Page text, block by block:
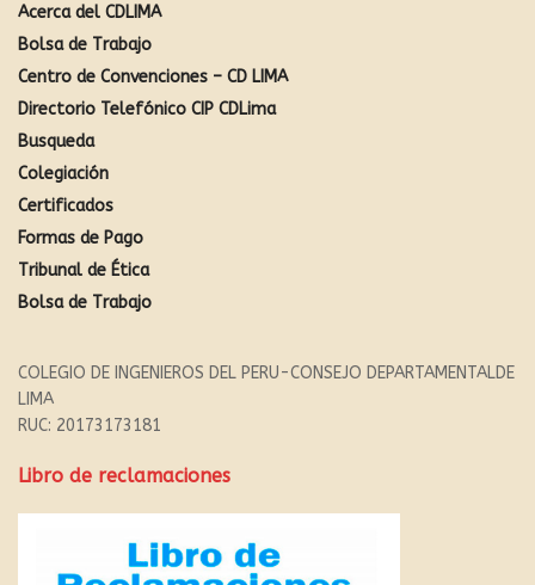
Acerca del CDLIMA
Bolsa de Trabajo
Centro de Convenciones – CD LIMA
Directorio Telefónico CIP CDLima
Busqueda
Colegiación
Certificados
Formas de Pago
Tribunal de Ética
Bolsa de Trabajo
COLEGIO DE INGENIEROS DEL PERU-CONSEJO DEPARTAMENTALDE
LIMA
RUC: 20173173181
Libro de reclamaciones